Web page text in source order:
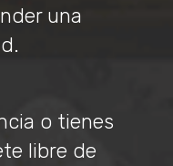
una
o tienes
libre de